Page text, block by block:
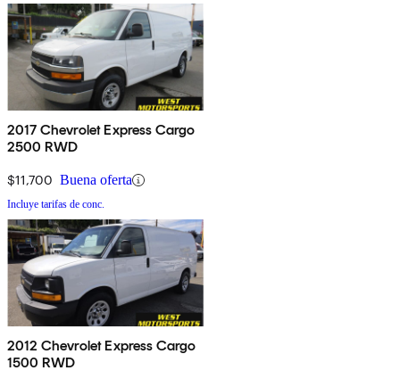
2017 Chevrolet Express Cargo
2500 RWD
$11,700 Buena oferta
Incluye tarifas de conc.
2012 Chevrolet Express Cargo
1500 RWD